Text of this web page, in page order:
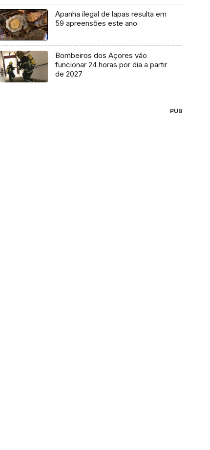
Apanha ilegal de lapas resulta em
59 apreensões este ano
Bombeiros dos Açores vão
funcionar 24 horas por dia a partir
de 2027
PUB